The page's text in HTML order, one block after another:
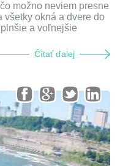
možno neviem presne
všetky okná a dvere do
a voľnejšie
Čítať ďalej